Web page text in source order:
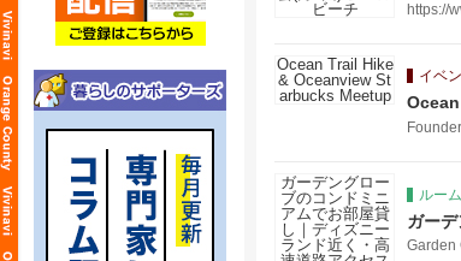
https://
イベ
ルー
ガー
Garden